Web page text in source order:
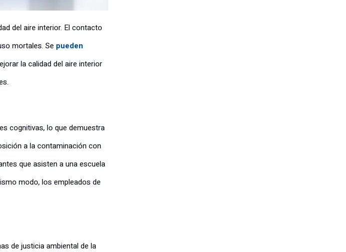
del aire interior. El contacto
mortales. Se pueden
la calidad del aire interior
cognitivas, lo que demuestra
a la contaminación con
que asisten a una escuela
modo, los empleados de
de justicia ambiental de la